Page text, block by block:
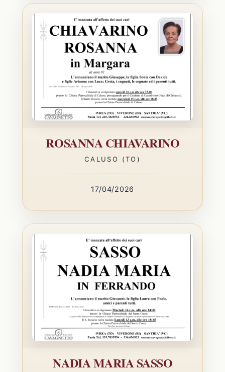
ROSANNA CHIAVARINO
CALUSO (TO)
17/04/2026
NADIA MARIA SASSO